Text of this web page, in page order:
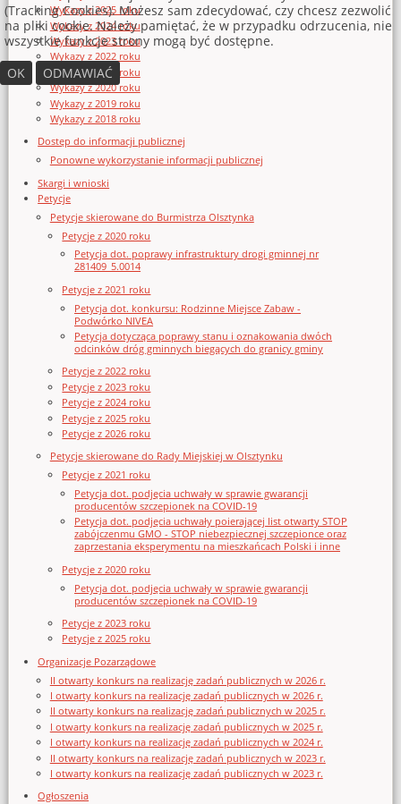
Wykazy z 2025 roku
Wykazy z 2024 roku
Wykazy z 2023 roku
Wykazy z 2022 roku
Wykazy z 2021 roku
Wykazy z 2020 roku
Wykazy z 2019 roku
Wykazy z 2018 roku
Dostęp do informacji publicznej
Ponowne wykorzystanie informacji publicznej
Skargi i wnioski
Petycje
Petycje skierowane do Burmistrza Olsztynka
Petycje z 2020 roku
Petycja dot. poprawy infrastruktury drogi gminnej nr
281409_5.0014
Petycje z 2021 roku
Petycja dot. konkursu: Rodzinne Miejsce Zabaw -
Podwórko NIVEA
Petycja dotycząca poprawy stanu i oznakowania dwóch
odcinków dróg gminnych biegących do granicy gminy
Petycje z 2022 roku
Petycje z 2023 roku
Petycje z 2024 roku
Petycje z 2025 roku
Petycje z 2026 roku
Petycje skierowane do Rady Miejskiej w Olsztynku
Petycje z 2021 roku
Petycja dot. podjęcia uchwały w sprawie gwarancji
producentów szczepionek na COVID-19
Petycja dot. podjęcia uchwały poierającej list otwarty STOP
zabójczenmu GMO - STOP niebezpiecznej szczepionce oraz
zaprzestania eksperymentu na mieszkańcach Polski i inne
Petycje z 2020 roku
Petycja dot. podjęcia uchwały w sprawie gwarancji
producentów szczepionek na COVID-19
Petycje z 2023 roku
Petycje z 2025 roku
Organizacje Pozarządowe
II otwarty konkurs na realizację zadań publicznych w 2026 r.
I otwarty konkurs na realizację zadań publicznych w 2026 r.
II otwarty konkurs na realizację zadań publicznych w 2025 r.
I otwarty konkurs na realizację zadań publicznych w 2025 r.
I otwarty konkurs na realizację zadań publicznych w 2024 r.
II otwarty konkurs na realizację zadań publicznych w 2023 r.
I otwarty konkurs na realizację zadań publicznych w 2023 r.
Ogłoszenia
(Tracking Cookies). Możesz sam zdecydować, czy chcesz zezwolić
na pliki cookie. Należy pamiętać, że w przypadku odrzucenia, nie
wszystkie funkcje strony mogą być dostępne.
OK
ODMAWIAĆ